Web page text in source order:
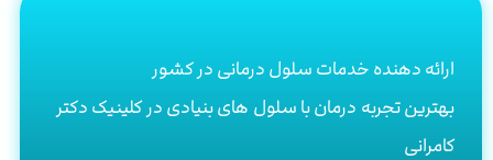
ارائه دهنده خدمات سلول درمانی در کشور
بهترین تجربه درمان با سلول های بنیادی در کلینیک دکتر
کامرانی